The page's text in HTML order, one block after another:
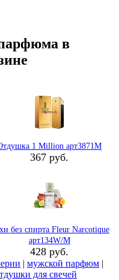
в
1 Million арт3871M
367 руб.
без спирта Fleur Narcotique
арт134W/M
428 руб.
| мужской парфюм |
для свечей